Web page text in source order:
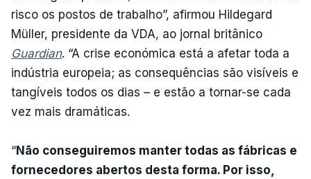
risco os postos de trabalho”, afirmou Hildegard
Müller, presidente da VDA, ao jornal britânico
Guardian. “A crise económica está a afetar toda a
indústria europeia; as consequências são visíveis e
tangíveis todos os dias – e estão a tornar-se cada
vez mais dramáticas.
“Não conseguiremos manter todas as fábricas e
fornecedores abertos desta forma. Por isso,